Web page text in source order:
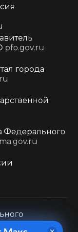
pfo.gov.ru
города
Федерального
«Город